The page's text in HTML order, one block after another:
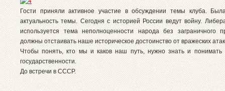
Гости приняли активное участие в обсуждении темы клуба.
актуальность темы. Сегодня с историей России ведут войну.
используется тема неполноценности народа без заграничного
должны отстаивать наше историческое достоинство от вражеских
Чтобы понять, кто мы и каков наш путь, нужно знать и понимать
государственности.
До встречи в СССР.